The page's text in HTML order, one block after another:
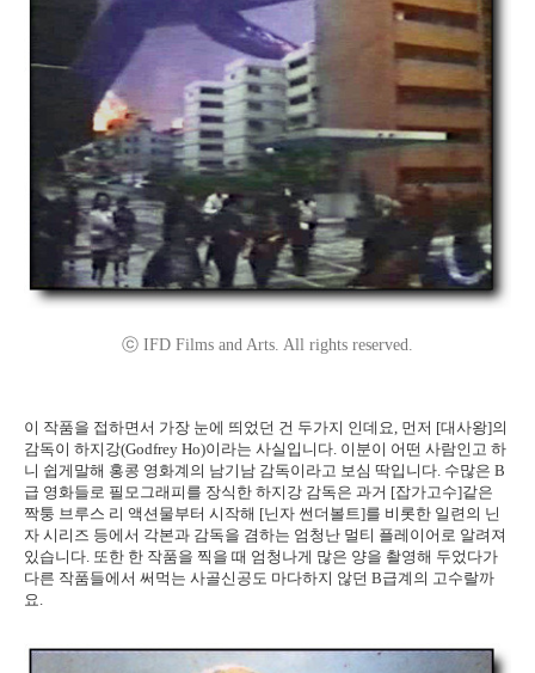
ⓒ IFD Films and Arts. All rights reserved.
이 작품을 접하면서 가장 눈에 띄었던 건 두가지 인데요, 먼저 [대사왕]의
감독이 하지강(Godfrey Ho)이라는 사실입니다. 이분이 어떤 사람인고 하
니 쉽게말해 홍콩 영화계의 남기남 감독이라고 보심 딱입니다. 수많은 B
급 영화들로 필모그래피를 장식한 하지강 감독은 과거 [잡가고수]같은
짝퉁 브루스 리 액션물부터 시작해 [닌자 썬더볼트]를 비롯한 일련의 닌
자 시리즈 등에서 각본과 감독을 겸하는 엄청난 멀티 플레이어로 알려져
있습니다. 또한 한 작품을 찍을 때 엄청나게 많은 양을 촬영해 두었다가
다른 작품들에서 써먹는 사골신공도 마다하지 않던 B급계의 고수랄까
요.